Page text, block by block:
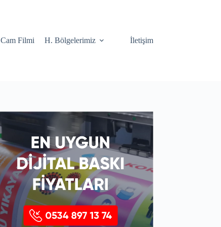
Cam Filmi H. Bölgelerimiz İletişim